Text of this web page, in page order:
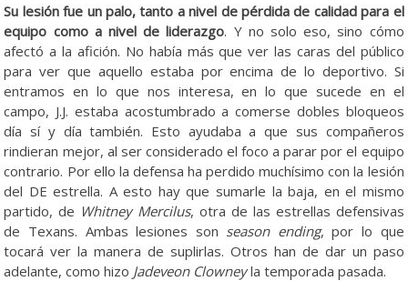
Su lesión fue un palo, tanto a nivel de pérdida de calidad para el
equipo como a nivel de liderazgo. Y no solo eso, sino cómo
afectó a la afición. No había más que ver las caras del público
para ver que aquello estaba por encima de lo deportivo. Si
entramos en lo que nos interesa, en lo que sucede en el
campo, J.J. estaba acostumbrado a comerse dobles bloqueos
día sí y día también. Esto ayudaba a que sus compañeros
rindieran mejor, al ser considerado el foco a parar por el equipo
contrario. Por ello la defensa ha perdido muchísimo con la lesión
del DE estrella. A esto hay que sumarle la baja, en el mismo
partido, de Whitney Mercilus, otra de las estrellas defensivas
de Texans. Ambas lesiones son season ending, por lo que
tocará ver la manera de suplirlas. Otros han de dar un paso
adelante, como hizo Jadeveon Clowneyla temporada pasada.